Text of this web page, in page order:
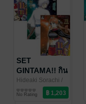
SET
GINTAMA!! กิน
ทามะ เล่ม 61-
Hideaki Sorachi /
Siam Inter Comics
การ์ตูนทั่วไป
No Rating